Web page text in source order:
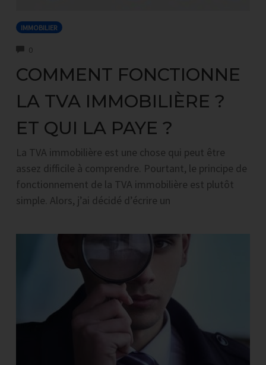
IMMOBILIER
0COMMENTS
COMMENT FONCTIONNE
LA TVA IMMOBILIÈRE ?
ET QUI LA PAYE ?
La TVA immobilière est une chose qui peut être
assez difficile à comprendre. Pourtant, le principe de
fonctionnement de la TVA immobilière est plutôt
simple. Alors, j’ai décidé d’écrire un